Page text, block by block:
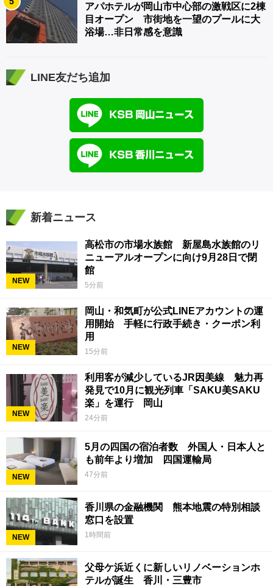
アパホテルが岡山市中心部の激戦区に2棟
目オープン 市街地を一望のプールに大
浴場…非日常感を意識
LINE友だち追加
新着ニュース
NEW
高松市の市場水族館 新屋島水族館のリ
ニューアルオープンに向け9月28日で閉
館
5分前
NEW
岡山・和気町が公式LINEアカウントの運
用開始 手軽に行政手続き・クーポン利
用
15分前
NEW
利用客が減少しているJR因美線 魅力再
発見で10月に観光列車「SAKU美SAKU
楽」を運行 岡山
24分前
NEW
5月の四国の宿泊者数 外国人・日本人と
も前年より増加 四国運輸局
47分前
NEW
香川県の金融機関 熊本地震の特別相談
窓口を設置
1時間前
父母ケ浜近くに新しいリノベーションホ
テルが誕生 香川・三豊市